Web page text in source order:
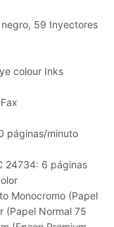
59 Inyectores
colour Inks
páginas/minuto
24734: 6 páginas
Monocromo (Papel
(Papel Normal 75